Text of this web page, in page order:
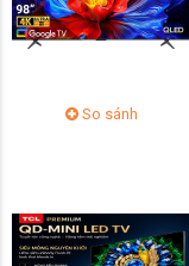
So sánh